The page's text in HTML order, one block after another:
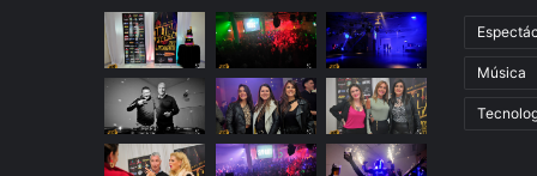
Música